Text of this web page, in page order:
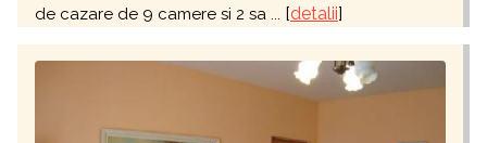
de cazare de 9 camere si 2 sa ... [detalii]